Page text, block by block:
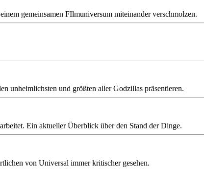
gemeinsamen FIlmuniversum miteinander verschmolzen.
unheimlichsten und größten aller Godzillas präsentieren.
Ein aktueller Überblick über den Stand der Dinge.
von Universal immer kritischer gesehen.